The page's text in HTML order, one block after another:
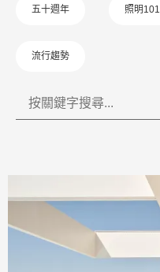
五十週年 照明101
流行趨勢